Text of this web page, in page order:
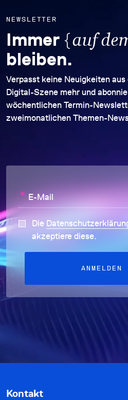
NEWSLETTER
Immer {auf
bleiben.
Verpasst keine Neuigkeiten aus
Digital-Szene mehr und
wöchentlichen Termin-
zweimonatlichen Themen-
* E-Mail
Die
akzeptiere diese.
ANMELDEN
Kontakt